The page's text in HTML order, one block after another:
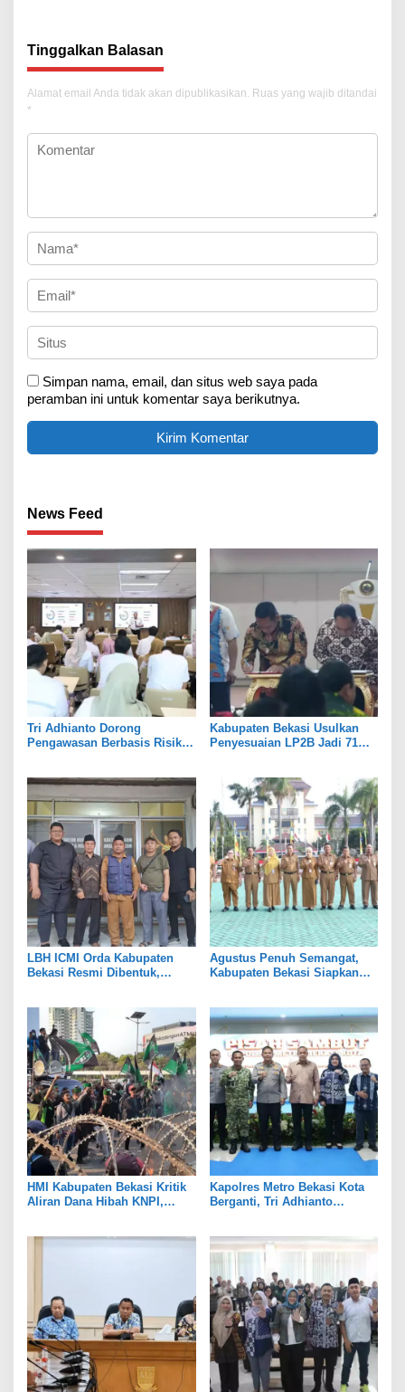
Tinggalkan Balasan
Alamat email Anda tidak akan dipublikasikan. Ruas yang wajib ditandai
*
Simpan nama, email, dan situs web saya pada
peramban ini untuk komentar saya berikutnya.
News Feed
Tri Adhianto Dorong
Pengawasan Berbasis Risiko,
Kabupaten Bekasi Usulkan
Penyesuaian LP2B Jadi 71
LBH ICMI Orda Kabupaten
Bekasi Resmi Dibentuk,
Agustus Penuh Semangat,
Kabupaten Bekasi Siapkan
HMI Kabupaten Bekasi Kritik
Aliran Dana Hibah KNPI,
Kapolres Metro Bekasi Kota
Berganti, Tri Adhianto